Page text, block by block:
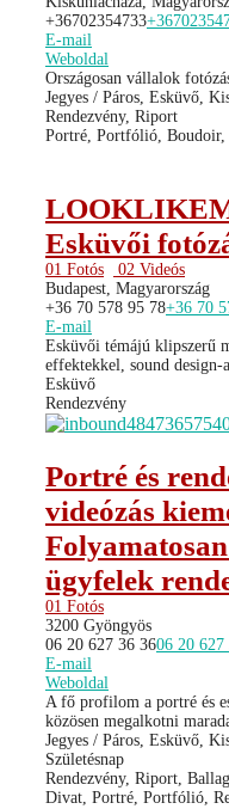
+36702354733
E-mail
Weboldal
Országosan vállalok
Jegyes / Páros, Esküvő,
Rendezvény, Riport
Portré, Portfólió, Boudoir,
Esküvői
01 Fotós
02 Videós
Budapest, Magyarország
+36 70 578 95 78+36 70
E-mail
Esküvői témájú klipszerű
effektekkel, sound design-
Esküvő
Rendezvény
Portré és
videózás
ügyfelek
01 Fotós
3200 Gyöngyös
06 20 627 36 3606 20 627
E-mail
Weboldal
A fő profilom a portré és
közösen megalkotni
Jegyes / Páros, Esküvő,
Születésnap
Rendezvény, Riport,
Divat, Portré, Portfólió,